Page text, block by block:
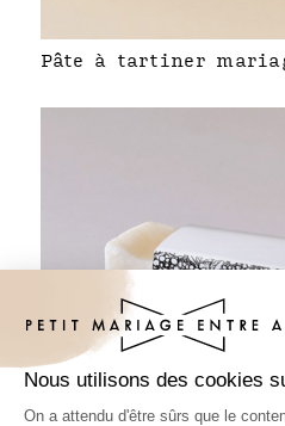
Pâte à tartiner